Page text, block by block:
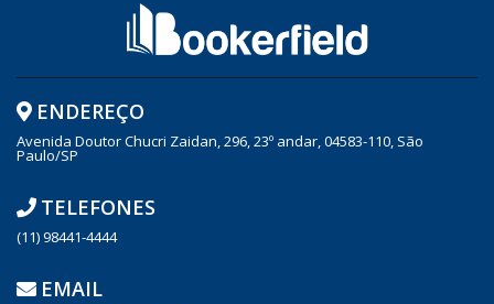
ENDEREÇO
Avenida Doutor Chucri Zaidan, 296, 23º andar, 04583-110, São
Paulo/SP
TELEFONES
(11) 98441-4444
EMAIL